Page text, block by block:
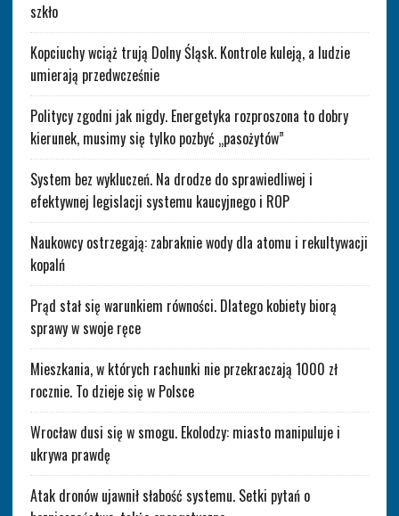
szkło
Kopciuchy wciąż trują Dolny Śląsk. Kontrole kuleją, a ludzie
umierają przedwcześnie
Politycy zgodni jak nigdy. Energetyka rozproszona to dobry
kierunek, musimy się tylko pozbyć „pasożytów”
System bez wykluczeń. Na drodze do sprawiedliwej i
efektywnej legislacji systemu kaucyjnego i ROP
Naukowcy ostrzegają: zabraknie wody dla atomu i rekultywacji
kopalń
Prąd stał się warunkiem równości. Dlatego kobiety biorą
sprawy w swoje ręce
Mieszkania, w których rachunki nie przekraczają 1000 zł
rocznie. To dzieje się w Polsce
Wrocław dusi się w smogu. Ekolodzy: miasto manipuluje i
ukrywa prawdę
Atak dronów ujawnił słabość systemu. Setki pytań o